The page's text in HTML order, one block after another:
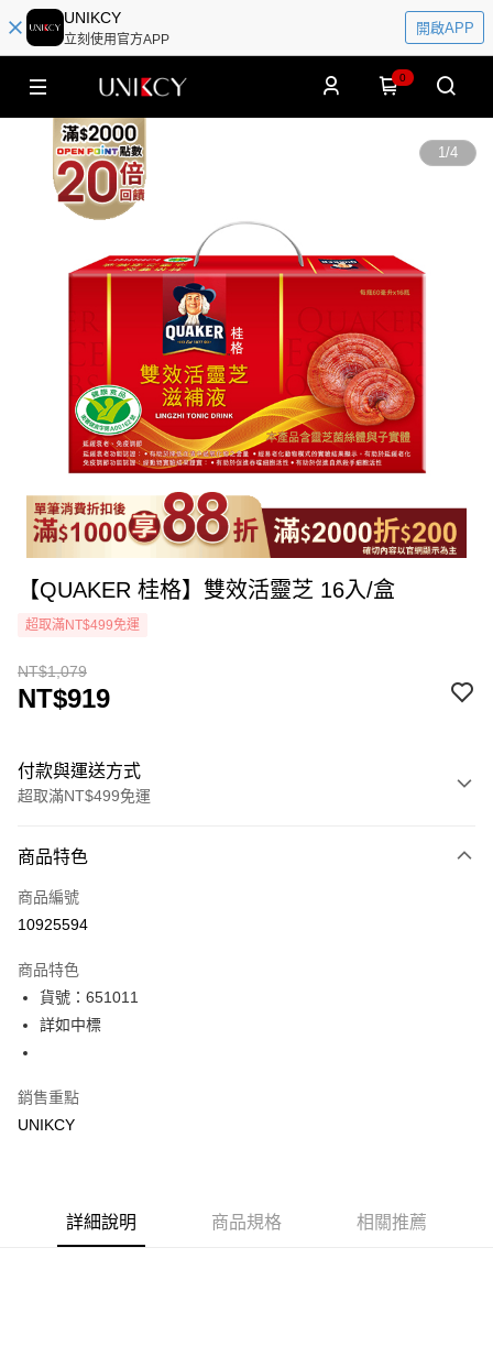
UNIKCY
立刻使用官方APP
開啟APP
0
1/4
【QUAKER 桂格】雙效活靈芝 16入/盒
超取滿NT$499免運
NT$1,079
NT$919
付款與運送方式
超取滿NT$499免運
icash Pay
信用卡一次付款
LINE Pay
Apple Pay
7-11取貨付款［需3-5個工作天不含預購商品］
商品特色
商品編號
10925594
商品特色
貨號：651011
詳如中標
銷售重點
UNIKCY
詳細說明 商品規格 相關推薦